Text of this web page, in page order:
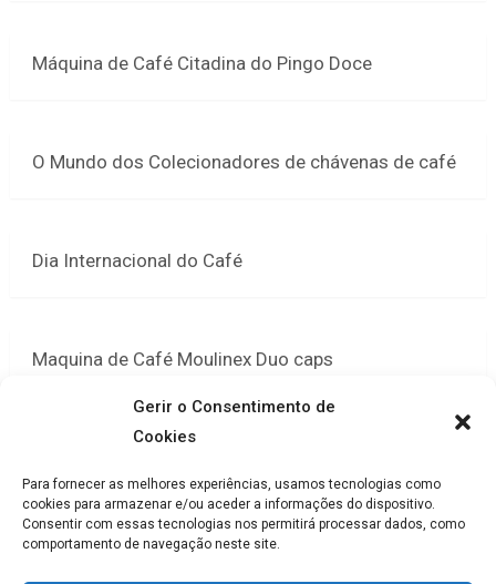
Gerir o Consentimento de
Cookies
Para fornecer as melhores experiências, usamos tecnologias como
cookies para armazenar e/ou aceder a informações do dispositivo.
Consentir com essas tecnologias nos permitirá processar dados, como
comportamento de navegação neste site.
Máquina de Café Citadina do Pingo Doce
O Mundo dos Colecionadores de chávenas de café
Dia Internacional do Café
Maquina de Café Moulinex Duo caps
Paginação
dos
conteúdos
Previous 5
7 8 9 10 11 12 …